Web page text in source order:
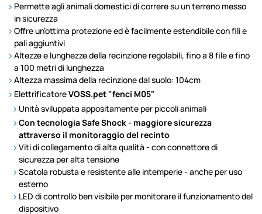
Permette agli animali domestici di correre su un terreno messo
in sicurezza
Offre un’ottima protezione ed è facilmente estendibile con fili e
pali aggiuntivi
Altezze e lunghezze della recinzione regolabili, fino a 8 file e fino
a 100 metri di lunghezza
Altezza massima della recinzione dal suolo: 104cm
ElettrificatoreVOSS.pet "fenci M05"
Unità sviluppata appositamente per piccoli animali
Con tecnologia Safe Shock - maggiore sicurezza
attraverso il monitoraggio del recinto
Viti di collegamento di alta qualità - con connettore di
sicurezza per alta tensione
Scatola robusta e resistente alle intemperie - anche per uso
esterno
LED di controllo ben visibile per monitorare il funzionamento del
dispositivo